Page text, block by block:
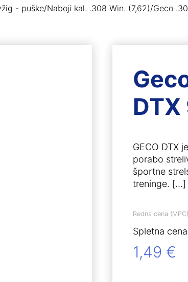
- puške/Naboji kal. .308 Win. (7,62)/Geco
GECO DTX
porabo
športne
treninge. […]
Redna cena
Spletna
1,49 €